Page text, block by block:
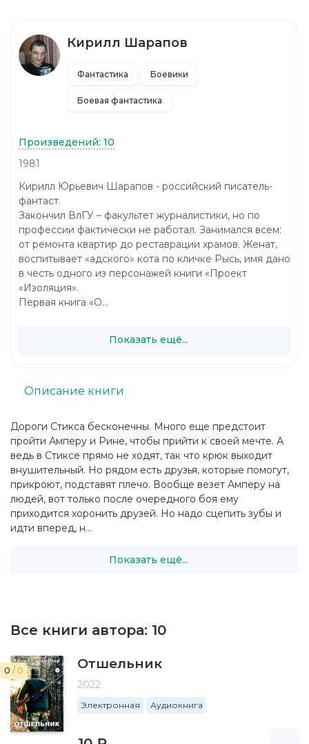
Дороги Стикса бесконечны. Много еще предстоит
пройти Амперу и Рине, чтобы прийти к своей мечте. А
ведь в Стиксе прямо не ходят, так что крюк выходит
внушительный. Но рядом есть друзья, которые помогут,
прикроют, подставят плечо. Вообще везет Амперу на
людей, вот только после очередного боя ему
приходится хоронить друзей. Но надо сцепить зубы и
идти вперед, н...
Показать ещё...
Описание книги
Все книги автора: 10
0 / 0 Отшельник
2022
Электронная Аудиокнига
Кирилл Шарапов
Фантастика Боевики
Боевая фантастика
Произведений: 10
1981
Кирилл Юрьевич Шарапов - российский писатель-
фантаст.
Закончил ВлГУ – факультет журналистики, но по
профессии фактически не работал. Занимался всем:
от ремонта квартир до реставрации храмов. Женат,
воспитывает «адского» кота по кличке Рысь, имя дано
в честь одного из персонажей книги «Проект
«Изоляция».
Первая книга «О...
Показать ещё...